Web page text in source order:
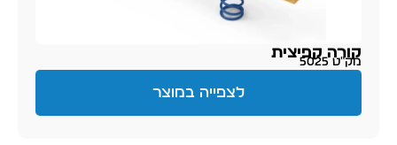
קורה קפיצית
מק״ט 5025
לצפייה במוצר